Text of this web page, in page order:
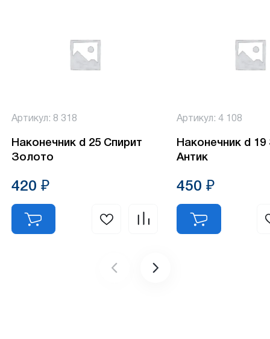
Артикул: 8 318
Наконечник d 25 Спирит
Золото
420 ₽
Артикул: 4 108
Наконечник d
Антик
450 ₽